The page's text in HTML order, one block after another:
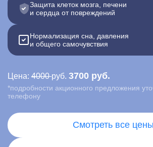
Вызвать врача на дом
Москва,
ул. Ленина, 15
Защита клеток мозга, печени
и сердца от повреждений
Нормализация сна, давления
и общего самочувствия
Цена: 4000руб. 3700 руб.
*подробности акционного предложения
телефону
Смотреть все цены